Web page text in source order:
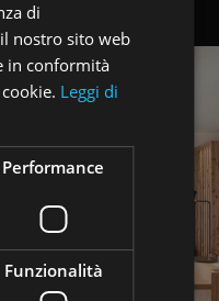
GERMAN
di
nostro sito web
in conformità
Leggi di
Performance
Funzionalità